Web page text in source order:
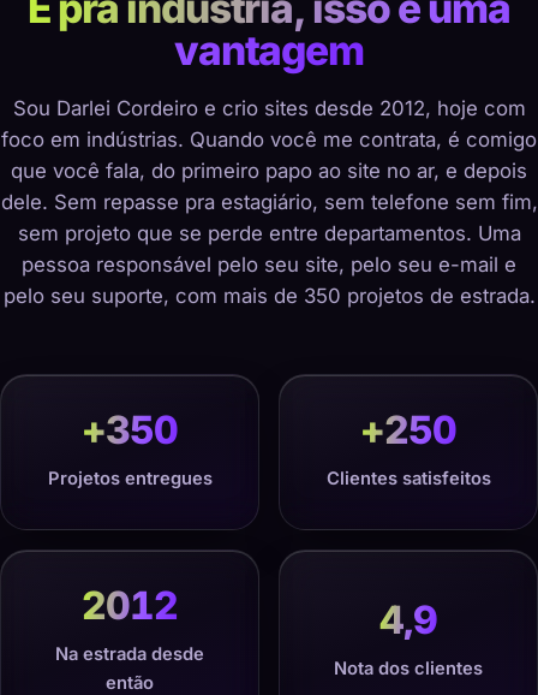
vantagem
Sou Darlei Cordeiro e crio sites desde 2012, hoje com
foco em indústrias. Quando você me contrata, é comigo
que você fala, do primeiro papo ao site no ar, e depois
dele. Sem repasse pra estagiário, sem telefone sem fim,
sem projeto que se perde entre departamentos. Uma
pessoa responsável pelo seu site, pelo seu e-mail e
pelo seu suporte, com mais de 350 projetos de estrada.
+350
Projetos entregues
+250
Clientes satisfeitos
2012
Na estrada desde
então
4,9
Nota dos clientes